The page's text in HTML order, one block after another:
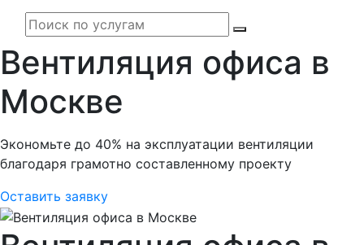
Вентиляция офиса в
Москве
Экономьте до 40% на эксплуатации вентиляции
благодаря грамотно составленному проекту
Оставить заявку